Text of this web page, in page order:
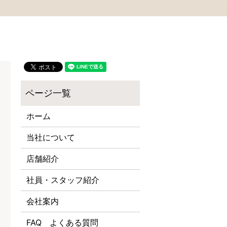
ホーム
当社について
店舗紹介
社員・スタッフ紹介
会社案内
FAQ よくある質問